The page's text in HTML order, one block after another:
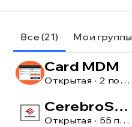
Все (21) Мои группы
Card MDM
Открытая · 2 пользователя
CerebroSQL
Открытая · 55 пользователей